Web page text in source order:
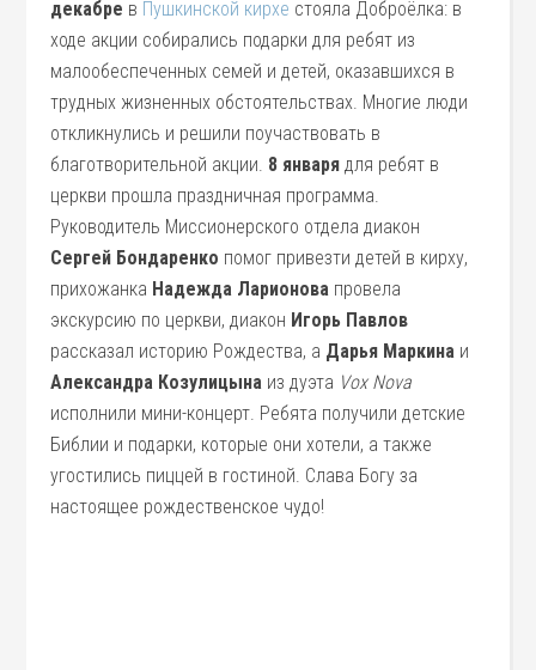
декабре в Пушкинской кирхе стояла Доброёлка: в
ходе акции собирались подарки для ребят из
малообеспеченных семей и детей, оказавшихся в
трудных жизненных обстоятельствах. Многие люди
откликнулись и решили поучаствовать в
благотворительной акции. 8 января для ребят в
церкви прошла праздничная программа.
Руководитель Миссионерского отдела диакон
Сергей Бондаренко помог привезти детей в кирху,
прихожанка Надежда Ларионова провела
экскурсию по церкви, диакон Игорь Павлов
рассказал историю Рождества, а Дарья Маркина и
Александра Козулицына из дуэта Vox Nova
исполнили мини-концерт. Ребята получили детские
Библии и подарки, которые они хотели, а также
угостились пиццей в гостиной. Слава Богу за
настоящее рождественское чудо!